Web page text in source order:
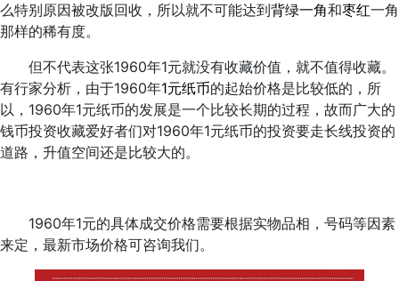
么特别原因被改版回收，所以就不可能达到背绿一角和枣红一角
那样的稀有度。
但不代表这张1960年1元就没有收藏价值，就不值得收藏。
有行家分析，由于1960年1元纸币的起始价格是比较低的，所
以，1960年1元纸币的发展是一个比较长期的过程，故而广大的
钱币投资收藏爱好者们对1960年1元纸币的投资要走长线投资的
道路，升值空间还是比较大的。
1960年1元的具体成交价格需要根据实物品相，号码等因素
来定，最新市场价格可咨询我们。